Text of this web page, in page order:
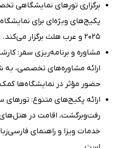
برگزاری تورهای نمایشگاهی
پکیج‌های ویژه‌ای برای
۲۰۲۵ و عرب هلث برگزار می‌کند.
مشاوره و برنامه‌ریزی سفر:
ارائه مشاوره‌های تخصصی، به
حضور مؤثر در نمایشگاه‌ها
ارائه پکیج‌های متنوع: تورهای
رفت‌وبرگشت، اقامت در هتل‌های
خدمات ویزا و راهنمای